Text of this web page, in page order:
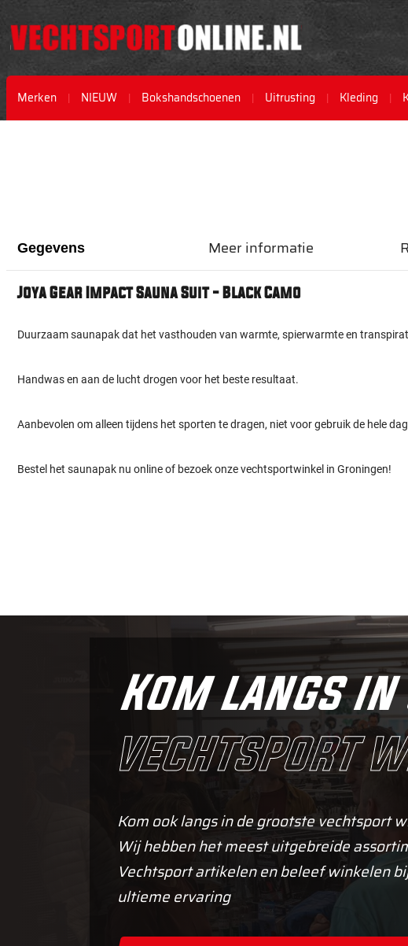
Merken NIEUW Bokshandschoenen Uitrusting Kleding
gallerij
gallerij
Gegevens
Joya Gear Impact Sauna Suit - Black Camo
Duurzaam saunapak dat het vasthouden van warmte, spierwarmte en
Handwas en aan de lucht drogen voor het beste resultaat.
Aanbevolen om alleen tijdens het sporten te dragen, niet voor gebruik de hele
Bestel het saunapak nu online of bezoek onze vechtsportwinkel in Groningen!
Meer informatie
Kom langs in
vechtsport
Kom ook langs in de grootste vechtsport
Wij hebben het meest uitgebreide
Vechtsport artikelen en beleef winkelen
ultieme ervaring